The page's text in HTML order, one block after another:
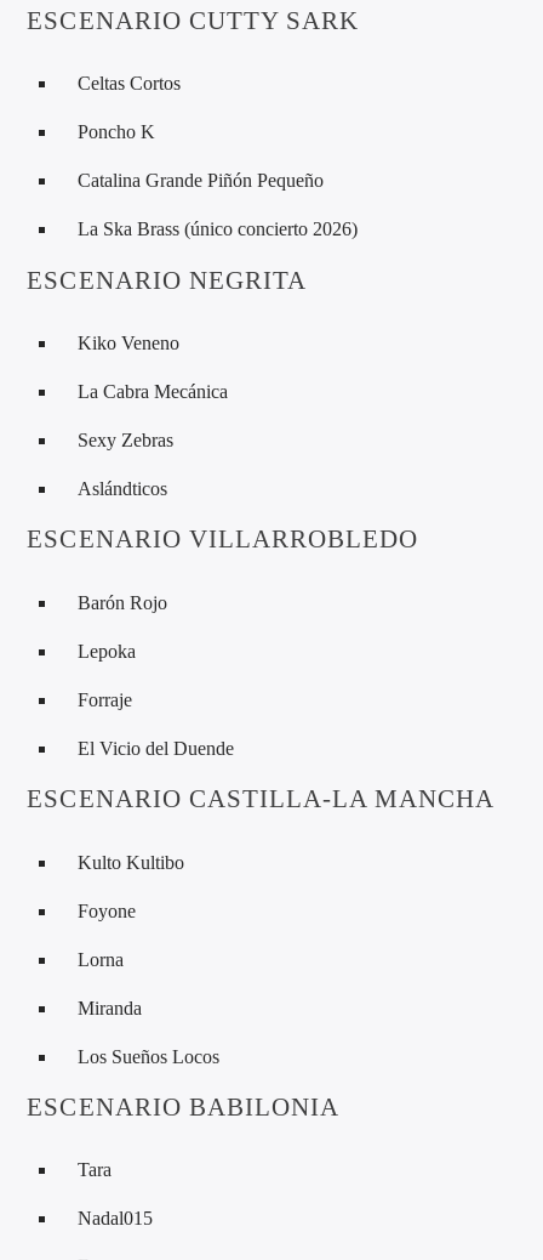
ESCENARIO CUTTY SARK
Celtas Cortos
Poncho K
Catalina Grande Piñón Pequeño
La Ska Brass (único concierto 2026)
ESCENARIO NEGRITA
Kiko Veneno
La Cabra Mecánica
Sexy Zebras
Aslándticos
ESCENARIO VILLARROBLEDO
Barón Rojo
Lepoka
Forraje
El Vicio del Duende
ESCENARIO CASTILLA-LA MANCHA
Kulto Kultibo
Foyone
Lorna
Miranda
Los Sueños Locos
ESCENARIO BABILONIA
Tara
Nadal015